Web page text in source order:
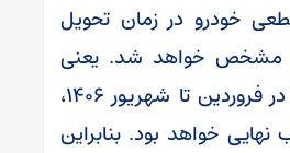
خودرو در زمان تحویل
مشخص خواهد شد. یعنی
قیمت روز کارخانه در فروردین تا شهریور 1406،
خواهد بود. بنابراین